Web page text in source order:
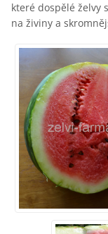
které dospělé želvy
na živiny a